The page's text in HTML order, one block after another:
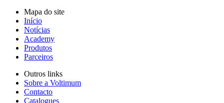
Mapa do site
Início
Notícias
Academy
Produtos
Parceiros
Outros links
Sobre a Voltimum
Contacto
Catalogues